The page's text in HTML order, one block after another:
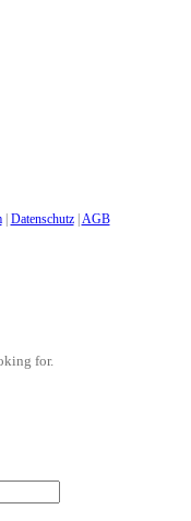
| Datenschutz| AGB
for.